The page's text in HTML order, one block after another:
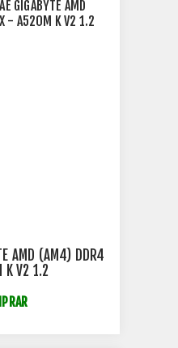
AMD (AM4) DDR4
K V2 1.2